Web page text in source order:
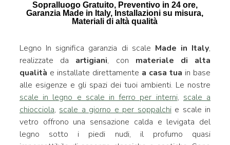
Sopralluogo Gratuito, Preventivo in 24 ore,
Garanzia Made in Italy, Installazioni su misura,
Materiali di altà qualità
Legno In significa garanzia di scale Made in Italy,
realizzate da artigiani, con materiale di alta
qualità e installate direttamente a casa tua in base
alle esigenze e gli spazi dei tuoi ambienti. Le nostre
scale in legno e scale in ferro per interni, scale a
chiocciola, scale a giorno e per soppalchie scale in
vetro offrono una sensazione calda e levigata del
legno sotto i piedi nudi, il profumo quasi